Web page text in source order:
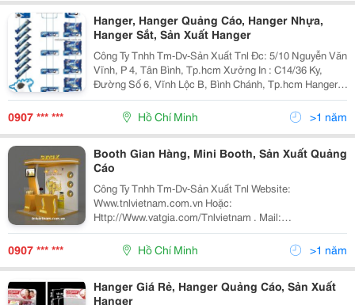
Hanger, Hanger Quảng Cáo, Hanger Nhựa,
Hanger Sắt, Sản Xuất Hanger
Công Ty Tnhh Tm-Dv-Sản Xuất Tnl Đc: 5/10 Nguyễn Văn
Vĩnh, P 4, Tân Bình, Tp.hcm Xưởng In : C14/36 Ky,
Đường Số 6, Vĩnh Lộc B, Bình Chánh, Tp.hcm Hanger,
Hanger Quảng Cáo, Hanger Nhựa, Hanger Sắt, Sản
0907 *** *** Hồ Chí Minh >1 năm
Booth Gian Hàng, Mini Booth, Sản Xuất Quảng
Cáo
Công Ty Tnhh Tm-Dv-Sản Xuất Tnl Website:
Www.tnlvietnam.com.vn Hoặc:
Http://Www.vatgia.com/Tnlvietnam . Mail:
Trinhletnlvietnam@Gmail.com
Linhhotnlvietnam@Gmail.co Booth Quảng Cáo, Sản
Xuất Booth, Mini Booth, Booth Di Động
0907 *** *** Hồ Chí Minh >1 năm
Hanger Giá Rẻ, Hanger Quảng Cáo, Sản Xuất
Hanger